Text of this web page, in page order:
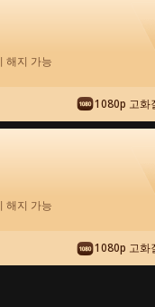
그에게 돌아가
해지 가능
1080p 고화
해지 가능
1080p 고화